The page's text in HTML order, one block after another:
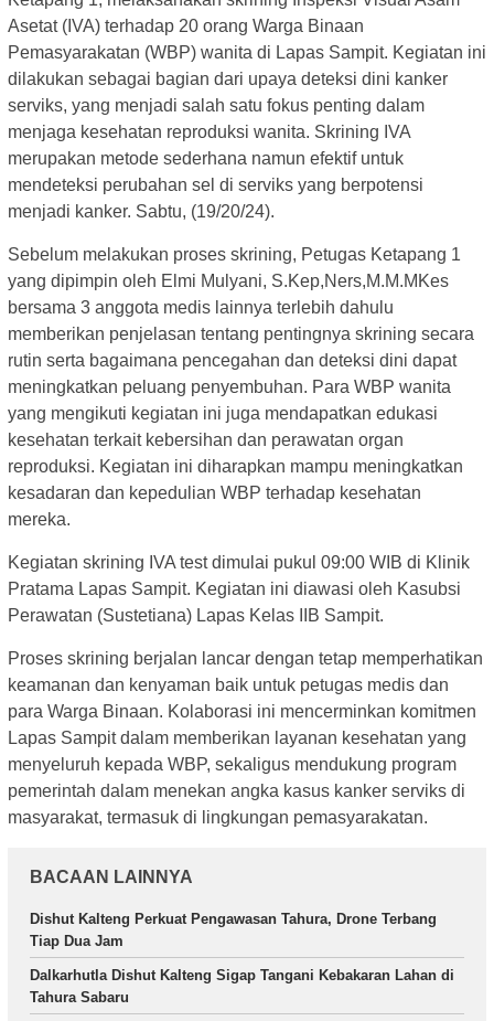
Asetat (IVA) terhadap 20 orang Warga Binaan
Pemasyarakatan (WBP) wanita di Lapas Sampit. Kegiatan ini
dilakukan sebagai bagian dari upaya deteksi dini kanker
serviks, yang menjadi salah satu fokus penting dalam
menjaga kesehatan reproduksi wanita. Skrining IVA
merupakan metode sederhana namun efektif untuk
mendeteksi perubahan sel di serviks yang berpotensi
menjadi kanker. Sabtu, (19/20/24).
Sebelum melakukan proses skrining, Petugas Ketapang 1
yang dipimpin oleh Elmi Mulyani, S.Kep,Ners,M.M.MKes
bersama 3 anggota medis lainnya terlebih dahulu
memberikan penjelasan tentang pentingnya skrining secara
rutin serta bagaimana pencegahan dan deteksi dini dapat
meningkatkan peluang penyembuhan. Para WBP wanita
yang mengikuti kegiatan ini juga mendapatkan edukasi
kesehatan terkait kebersihan dan perawatan organ
reproduksi. Kegiatan ini diharapkan mampu meningkatkan
kesadaran dan kepedulian WBP terhadap kesehatan
mereka.
Kegiatan skrining IVA test dimulai pukul 09:00 WIB di Klinik
Pratama Lapas Sampit. Kegiatan ini diawasi oleh Kasubsi
Perawatan (Sustetiana) Lapas Kelas IIB Sampit.
Proses skrining berjalan lancar dengan tetap memperhatikan
keamanan dan kenyaman baik untuk petugas medis dan
para Warga Binaan. Kolaborasi ini mencerminkan komitmen
Lapas Sampit dalam memberikan layanan kesehatan yang
menyeluruh kepada WBP, sekaligus mendukung program
pemerintah dalam menekan angka kasus kanker serviks di
masyarakat, termasuk di lingkungan pemasyarakatan.
BACAAN LAINNYA
Dishut Kalteng Perkuat Pengawasan Tahura, Drone Terbang
Tiap Dua Jam
Dalkarhutla Dishut Kalteng Sigap Tangani Kebakaran Lahan di
Tahura Sabaru